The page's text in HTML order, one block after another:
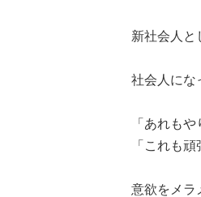
新社会人と
社会人にな
「あれもや
「これも頑
意欲をメラ